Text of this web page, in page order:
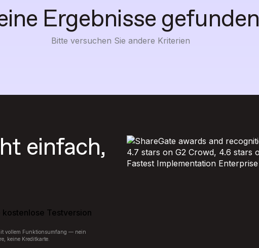
Ergebnisse gefunden
Bitte versuchen Sie andere Kriterien
einfach,
kostenlose Testversion
vollem Funktionsumfang — nein
keine Kreditkarte.